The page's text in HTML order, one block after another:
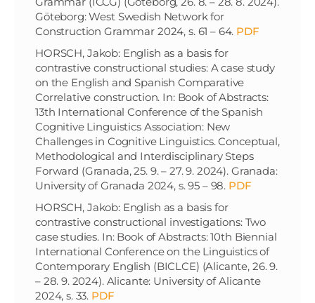
Göteborg: West Swedish Network for
Construction Grammar 2024, s. 61 – 64. PDF
HORSCH, Jakob: English as a basis for
contrastive constructional studies: A case study
on the English and Spanish Comparative
Correlative construction. In: Book of Abstracts:
13th International Conference of the Spanish
Cognitive Linguistics Association: New
Challenges in Cognitive Linguistics. Conceptual,
Methodological and Interdisciplinary Steps
Forward (Granada, 25. 9. – 27. 9. 2024). Granada:
University of Granada 2024, s. 95 – 98. PDF
HORSCH, Jakob: English as a basis for
contrastive constructional investigations: Two
case studies. In: Book of Abstracts: 10th Biennial
International Conference on the Linguistics of
Contemporary English (BICLCE) (Alicante, 26. 9.
– 28. 9. 2024). Alicante: University of Alicante
2024, s. 33. PDF